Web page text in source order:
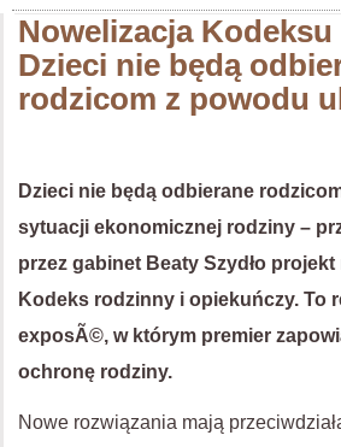
Nowelizacja
Dzieci nie będą
rodzicom z powodu
Dzieci nie będą odbierane
sytuacji ekonomicznej rodziny –
przez gabinet Beaty Szydło
Kodeks rodzinny i opiekuńczy. To
exposÃ©, w którym premier
ochronę rodziny.
Nowe rozwiązania mają